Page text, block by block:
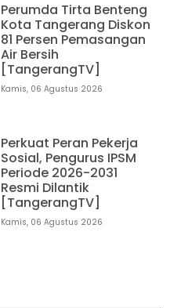
Perumda Tirta Benteng
Kota Tangerang Diskon
81 Persen Pemasangan
Air Bersih
[TangerangTV]
Kamis, 06 Agustus 2026
Perkuat Peran Pekerja
Sosial, Pengurus IPSM
Periode 2026-2031
Resmi Dilantik
[TangerangTV]
Kamis, 06 Agustus 2026